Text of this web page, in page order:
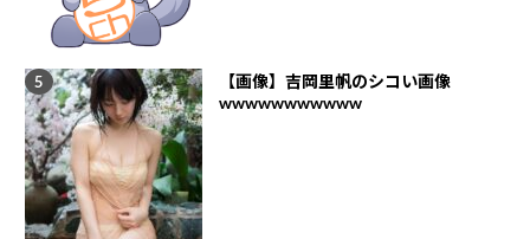
【画像】吉岡里帆のシコい画像
wwwwwwwwwww